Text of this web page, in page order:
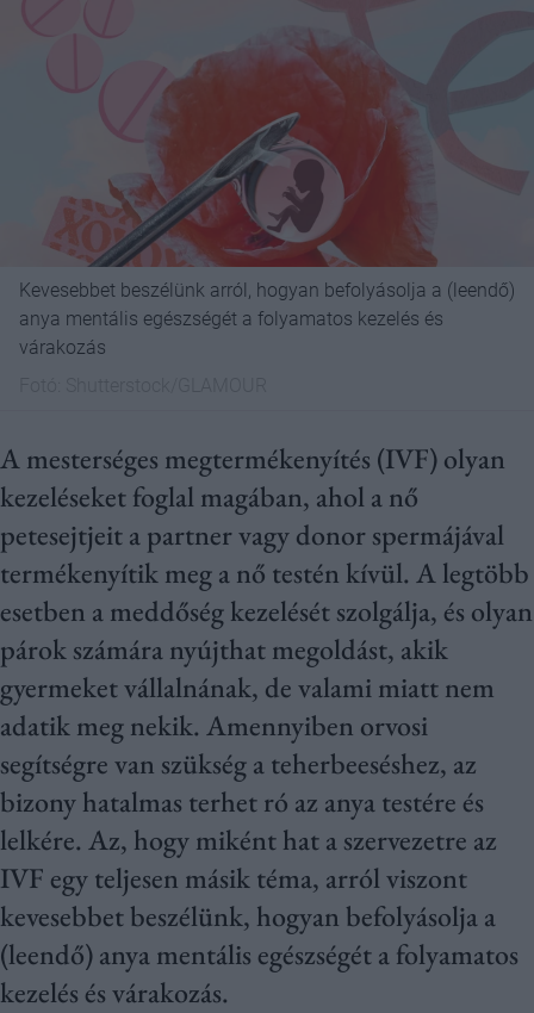
Kevesebbet beszélünk arról, hogyan befolyásolja a (leendő)
anya mentális egészségét a folyamatos kezelés és
várakozás
A mesterséges megtermékenyítés (IVF) olyan
kezeléseket foglal magában, ahol a nő
petesejtjeit a partner vagy donor spermájával
termékenyítik meg a nő testén kívül. A legtöbb
esetben a meddőség kezelését szolgálja, és olyan
párok számára nyújthat megoldást, akik
gyermeket vállalnának, de valami miatt nem
adatik meg nekik. Amennyiben orvosi
segítségre van szükség a teherbeeséshez, az
bizony hatalmas terhet ró az anya testére és
lelkére. Az, hogy miként hat a szervezetre az
IVF egy teljesen másik téma, arról viszont
kevesebbet beszélünk, hogyan befolyásolja a
(leendő) anya mentális egészségét a folyamatos
kezelés és várakozás.